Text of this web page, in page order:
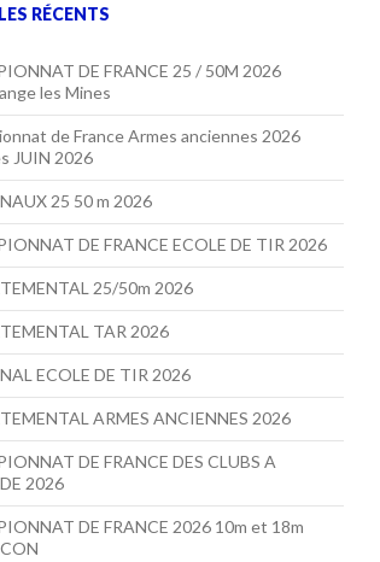
RÉCENTS
DE FRANCE 25 / 50M 2026
les Mines
de France Armes anciennes 2026
JUIN 2026
25 50 m 2026
DE FRANCE ECOLE DE TIR 2026
25/50m 2026
TAR 2026
ECOLE DE TIR 2026
ARMES ANCIENNES 2026
DE FRANCE DES CLUBS A
2026
DE FRANCE 2026 10m et 18m